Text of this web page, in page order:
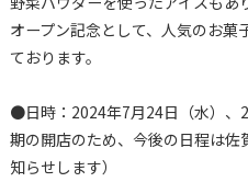
オープン記念として、人気のお菓
ております。
●日時：2024年7月24日（水）、
期の開店のため、今後の日程は
知らせします）